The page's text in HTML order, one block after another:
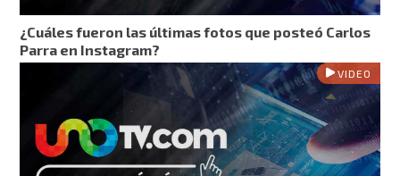
¿Cuáles fueron las últimas fotos que posteó Carlos
Parra en Instagram?
VIDEO